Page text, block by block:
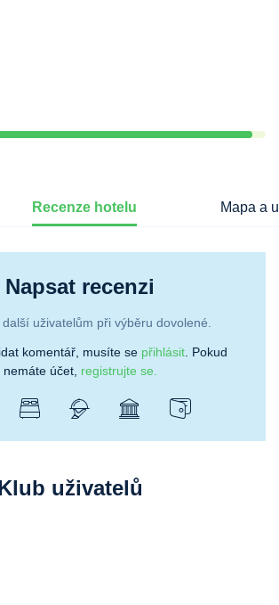
Recenze hotelu Mapa a
Napsat recenzi
uživatelům při výběru dovolené.
komentář, musíte se přihlásit. Pokud
nemáte účet, registrujte se.
uživatelů